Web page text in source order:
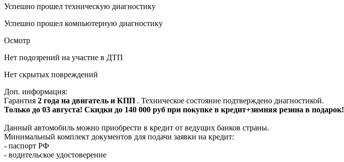
Успешно прошел техническую диагностику
Успешно прошел компьютерную диагностику
Осмотр
Нет подозрений на участие в ДТП
Нет скрытых повреждений
Доп. информация:
Гарантия 2 года на двигатель и КПП . Техническое состояние подтверждено диагностикой.
Только до 03 августа! Скидки до 140 000 руб при покупке в кредит+зимняя резина в подарок!
Данный автомобиль можно приобрести в кредит от ведущих банков страны.
Минимальный комплект документов для подачи заявки на кредит:
- паспорт РФ
- водительское удостоверение